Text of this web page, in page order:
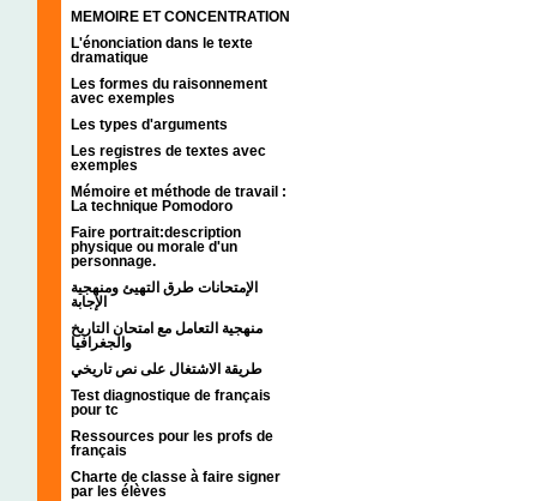
MEMOIRE ET CONCENTRATION
L'énonciation dans le texte
dramatique
Les formes du raisonnement
avec exemples
Les types d'arguments
Les registres de textes avec
exemples
Mémoire et méthode de travail :
La technique Pomodoro
Faire portrait:description
physique ou morale d'un
personnage.
الإمتحانات طرق التهيئ ومنهجية
الإجابة
منهجية التعامل مع امتحان التاريخ
والجغرافيا
طريقة الاشتغال على نص تاريخي
Test diagnostique de français
pour tc
Ressources pour les profs de
français
Charte de classe à faire signer
par les élèves